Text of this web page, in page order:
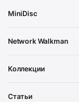
MiniDisc
Network Walkman
Коллекции
Статьи